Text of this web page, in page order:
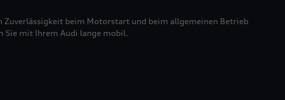
Zuverlässigkeit beim Motorstart und beim allgemeinen Betrieb
Sie mit Ihrem Audi lange mobil.